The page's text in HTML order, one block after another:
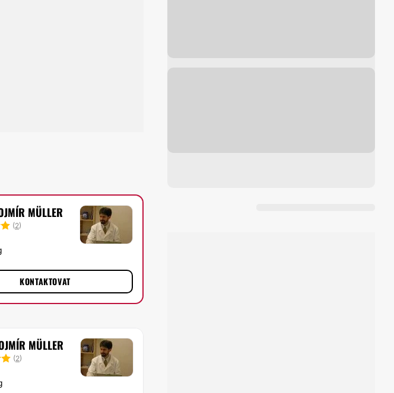
MÜLLER
(2)
KONTAKTOVAT
MÜLLER
(2)